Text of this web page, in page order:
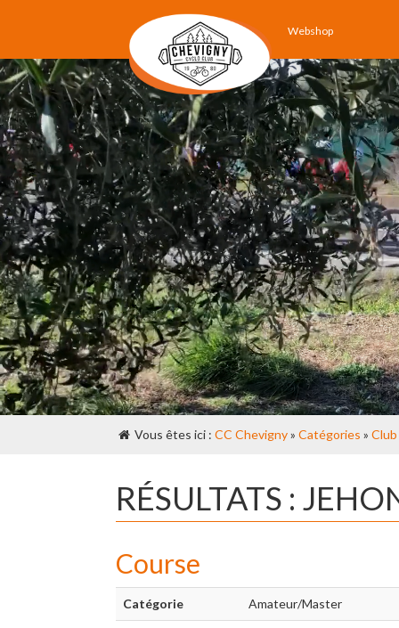
Webshop
Vous êtes ici : CC Chevigny» Catégories » Club
RÉSULTATS :
Course
Catégorie Amateur/Master